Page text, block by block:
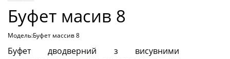
Буфет масив 8
Модель:Буфет массив 8
Буфет дводверний з висувними